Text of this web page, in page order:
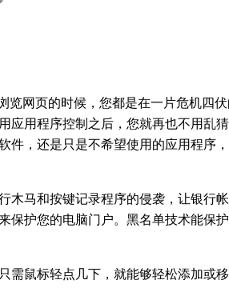
网页的时候，您都是在一片危机四
用程序控制之后，您就再也不用乱
，还是只是不希望使用的应用程序
马和按键记录程序的侵袭，让银行
护您的电脑门户。黑名单技术能保
鼠标轻点几下，就能够轻松添加或